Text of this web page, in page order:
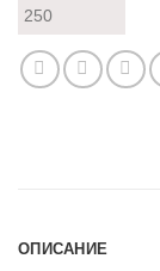
250
ОПИСАНИЕ